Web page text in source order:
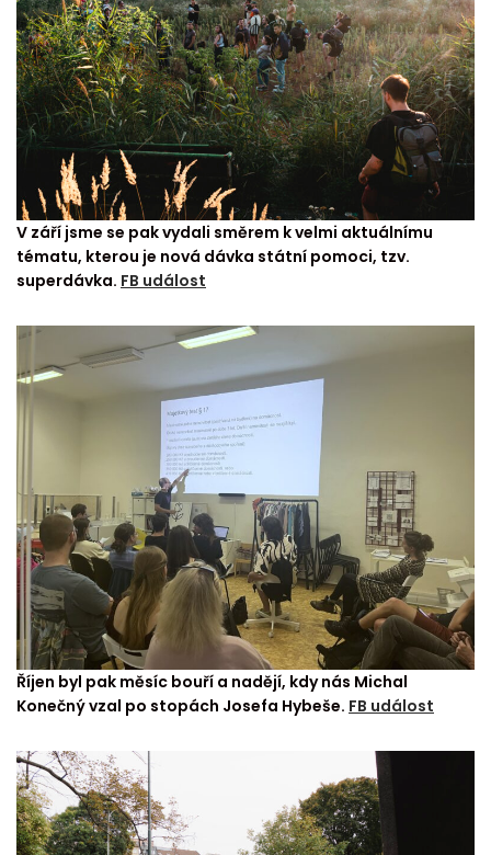
V září jsme se pak vydali směrem k velmi aktuálnímu
tématu, kterou je nová dávka státní pomoci, tzv.
superdávka. FB událost
Říjen byl pak měsíc bouří a nadějí, kdy nás Michal
Konečný vzal po stopách Josefa Hybeše. FB událost